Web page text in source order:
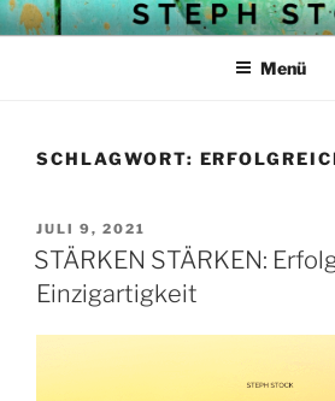
Zum
InhaltSTEPH STOCKS
Struktur mit Herz
Menü
SCHLAGWORT:
VERÖFFENTLICHT
AM
JULI 9, 2021
STÄRKEN STÄRKEN:
Einzigartigkeit